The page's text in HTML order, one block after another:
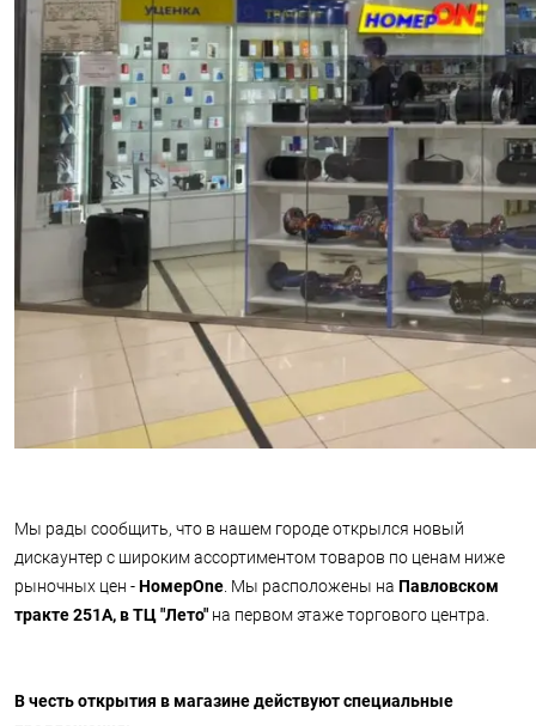
Мы рады сообщить, что в нашем городе открылся новый
дискаунтер с широким ассортиментом товаров по ценам ниже
рыночных цен -НомерOne . Мы расположены на Павловском
тракте 251А, в ТЦ "Лето" на первом этаже торгового центра.
В честь открытия в магазине действуют специальные